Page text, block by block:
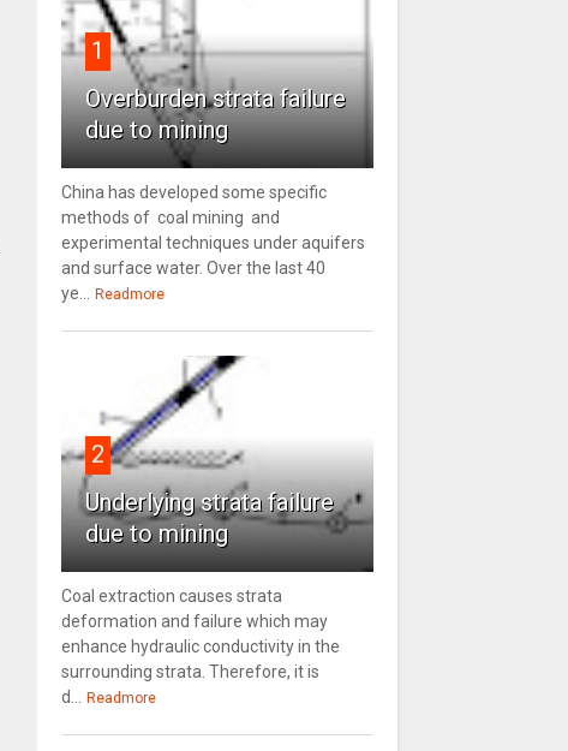
1
Overburden strata failure
due to mining
China has developed some specific
methods of coal mining and
experimental techniques under aquifers
and surface water. Over the last 40
ye...
Readmore
2
Underlying strata failure
due to mining
Coal extraction causes strata
deformation and failure which may
enhance hydraulic conductivity in the
surrounding strata. Therefore, it is
d...
Readmore